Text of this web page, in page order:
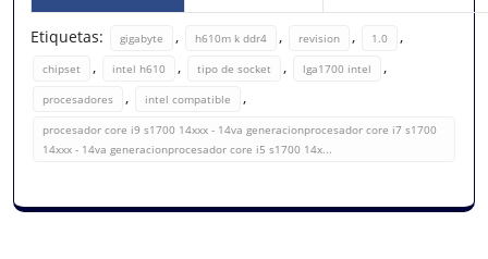
Etiquetas: gigabyte , h610m k ddr4 , revision , 1.0 ,
chipset , intel h610 , tipo de socket , lga1700 intel ,
procesadores , intel compatible ,
procesador core i9 s1700 14xxx - 14va generacionprocesador core i7 s1700
14xxx - 14va generacionprocesador core i5 s1700 14x...